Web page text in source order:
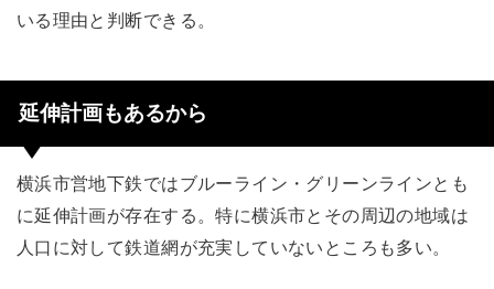
いる理由と判断できる。
延伸計画もあるから
横浜市営地下鉄ではブルーライン・グリーンラインとも
に延伸計画が存在する。特に横浜市とその周辺の地域は
人口に対して鉄道網が充実していないところも多い。